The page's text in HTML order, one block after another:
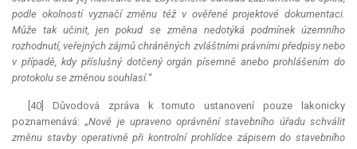
podle okolností vyznačí změnu též v ověřené projektové dokumentaci.
Může tak učinit, jen pokud se změna nedotýká podmínek územního
rozhodnutí, veřejných zájmů chráněných zvláštními právními předpisy nebo
v případě, kdy příslušný dotčený orgán písemně anebo prohlášením do
protokolu se změnou souhlasí.“
[40] Důvodová zpráva k tomuto ustanovení pouze lakonicky
poznamenává: „Nově je upraveno oprávnění stavebního úřadu schválit
změnu stavby operativně při kontrolní prohlídce zápisem do stavebního